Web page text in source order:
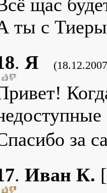
щас
ты с
. Я
за
. Иван К. [